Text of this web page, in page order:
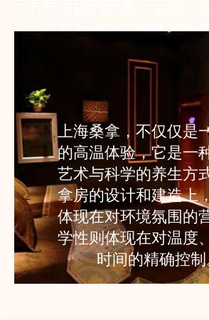
生还有助于提高身体的免
白”的物质，这种物质能
功能，帮助身体抵抗疾病
拿的养生效果，建议在桑
的伸展运动，以促进肌肉
环。同时，桑拿后进行一
够有效刺激血管，进一步
的适应能力。
上海桑拿，不仅仅是
的高温体验，它是一
艺术与科学的养生方
拿房的设计和建造上
体现在对环境氛围的
学性则体现在对温度
时间的精确控制